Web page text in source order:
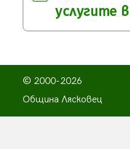
услугите
© 2000-2026
Община Лясковец